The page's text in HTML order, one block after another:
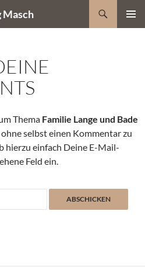
Masch
Thema Familie Lange und Bade
selbst einen Kommentar zu
hierzu einfach Deine E-Mail-
Feld ein.